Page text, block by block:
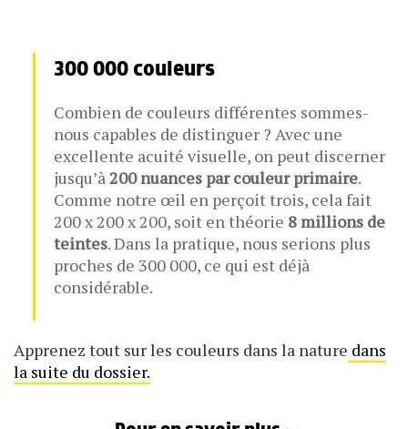
300 000 couleurs
Combien de couleurs différentes sommes-
nous capables de distinguer ? Avec une
excellente acuité visuelle, on peut discerner
jusqu’à200 nuances par couleur primaire.
Comme notre œil en perçoit trois, cela fait
200 x 200 x 200, soit en théorie 8 millions de
teintes. Dans la pratique, nous serions plus
proches de 300 000, ce qui est déjà
considérable.
Apprenez tout sur les couleurs dans la nature dans
la suite du dossier.